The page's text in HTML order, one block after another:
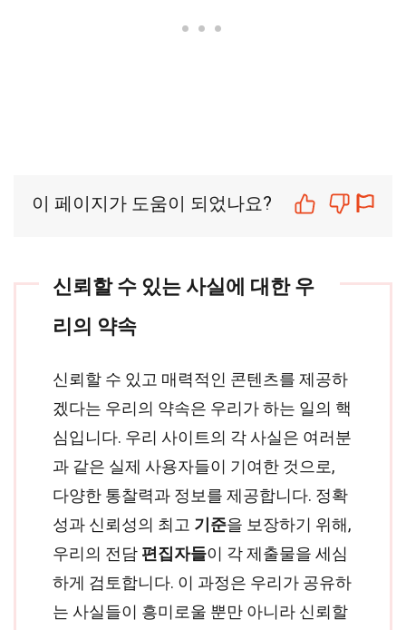
이 페이지가 도움이 되었나요?
신뢰할 수 있는 사실에 대한 우
리의 약속
신뢰할 수 있고 매력적인 콘텐츠를 제공하
겠다는 우리의 약속은 우리가 하는 일의 핵
심입니다. 우리 사이트의 각 사실은 여러분
과 같은 실제 사용자들이 기여한 것으로,
다양한 통찰력과 정보를 제공합니다. 정확
성과 신뢰성의 최고 기준을 보장하기 위해,
우리의 전담 편집자들이 각 제출물을 세심
하게 검토합니다. 이 과정은 우리가 공유하
는 사실들이 흥미로울 뿐만 아니라 신뢰할